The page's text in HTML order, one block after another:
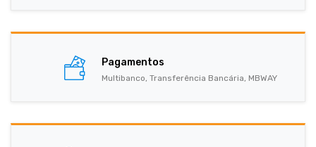
Pagamentos
Multibanco, Transferência Bancária, MBWAY